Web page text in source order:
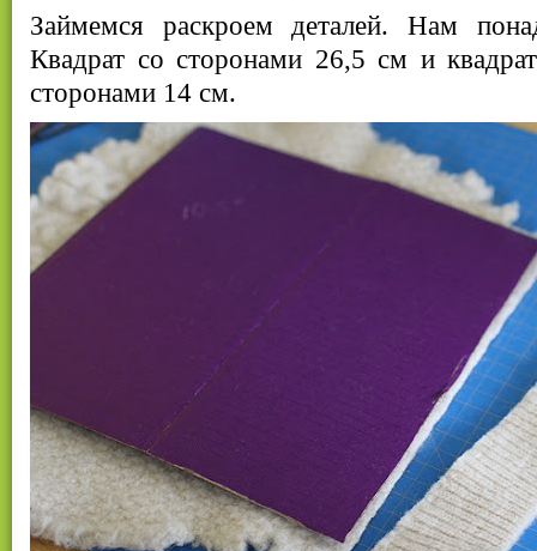
Займемся раскроем деталей. Нам
Квадрат со сторонами 26,5 см и
сторонами 14 см.